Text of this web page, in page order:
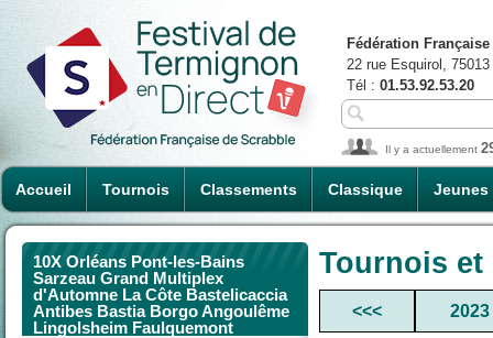
Accueil Tournois Classements Classique Jeunes
Fédération
22 rue Esquirol,
Tél : 01.53.92.53.20
Il y a actuellement
10X Orléans Pont-les-Bains
Sarzeau Grand Multiplex
d'Automne La Côte Bastelicaccia
Antibes Bastia Borgo Angoulême
Lingolsheim Faulquemont
Tournois
<<< 2023